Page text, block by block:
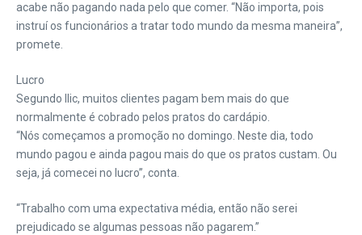
acabe não pagando nada pelo que comer. “Não importa, pois
instruí os funcionários a tratar todo mundo da mesma maneira”,
promete.
Lucro
Segundo Ilic, muitos clientes pagam bem mais do que
normalmente é cobrado pelos pratos do cardápio.
“Nós começamos a promoção no domingo. Neste dia, todo
mundo pagou e ainda pagou mais do que os pratos custam. Ou
seja, já comecei no lucro”, conta.
“Trabalho com uma expectativa média, então não serei
prejudicado se algumas pessoas não pagarem.”